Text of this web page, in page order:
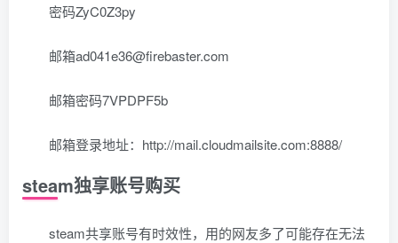
密码ZyC0Z3py
邮箱ad041e36@firebaster.com
邮箱密码7VPDPF5b
邮箱登录地址：http://mail.cloudmailsite.com:8888/
steam独享账号购买
steam共享账号有时效性，用的网友多了可能存在无法